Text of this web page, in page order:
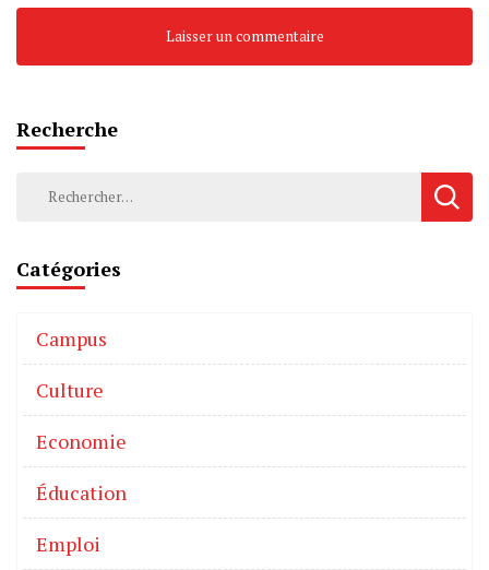
Recherche
Catégories
Campus
Culture
Economie
Éducation
Emploi